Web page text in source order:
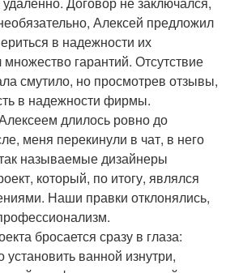
Алексей предложил
в надежности их
гарантий. Отсутствие
смутило, но просмотрев отзывы,
в надежности фирмы.
длилось ровно до
меня перекинули в чат, в него
называемые дизайнеры
который, по итогу, являлся
Наши правки отклонялись,
бросается сразу в глаза:
ванной изнутри,